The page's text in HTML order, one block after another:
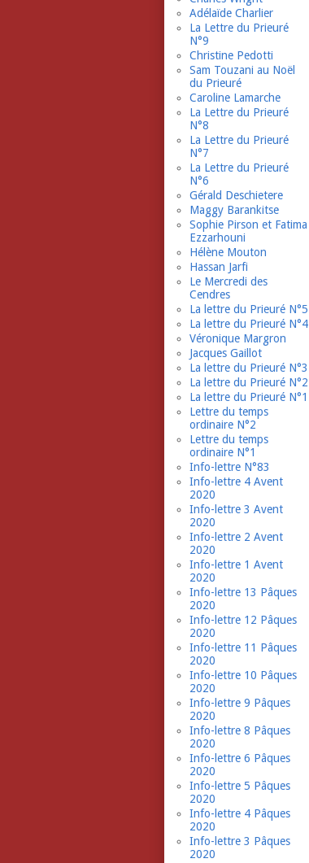
Adélaïde Charlier
La Lettre du Prieuré
N°9
Christine Pedotti
Sam Touzani au Noël
du Prieuré
Caroline Lamarche
La Lettre du Prieuré
N°8
La Lettre du Prieuré
N°7
La Lettre du Prieuré
N°6
Gérald Deschietere
Maggy Barankitse
Sophie Pirson et Fatima
Ezzarhouni
Hélène Mouton
Hassan Jarfi
Le Mercredi des
Cendres
La lettre du Prieuré N°5
La lettre du Prieuré N°4
Véronique Margron
Jacques Gaillot
La lettre du Prieuré N°3
La lettre du Prieuré N°2
La lettre du Prieuré N°1
Lettre du temps
ordinaire N°2
Lettre du temps
ordinaire N°1
Info-lettre N°83
Info-lettre 4 Avent
2020
Info-lettre 3 Avent
2020
Info-lettre 2 Avent
2020
Info-lettre 1 Avent
2020
Info-lettre 13 Pâques
2020
Info-lettre 12 Pâques
2020
Info-lettre 11 Pâques
2020
Info-lettre 10 Pâques
2020
Info-lettre 9 Pâques
2020
Info-lettre 8 Pâques
2020
Info-lettre 6 Pâques
2020
Info-lettre 5 Pâques
2020
Info-lettre 4 Pâques
2020
Info-lettre 3 Pâques
2020